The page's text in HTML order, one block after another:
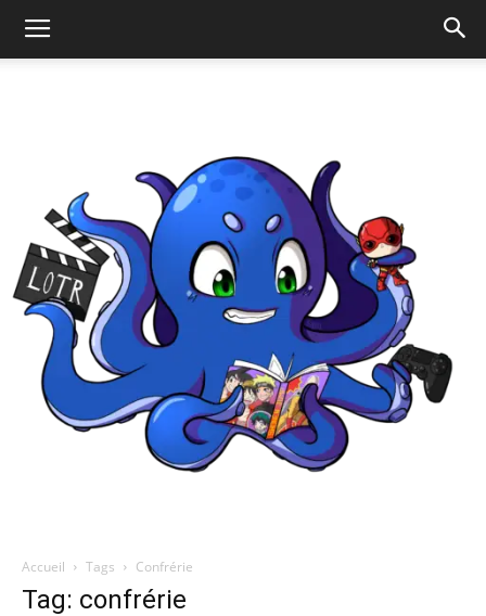
Accueil Tags Confrérie
Tag: confrérie